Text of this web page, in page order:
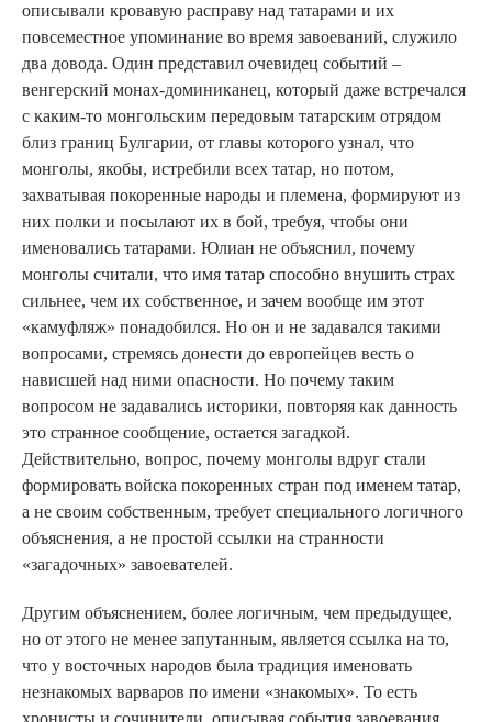
описывали кровавую расправу над татарами и их
повсеместное упоминание во время завоеваний, служило
два довода. Один представил очевидец событий –
венгерский монах-доминиканец, который даже встречался
с каким-то монгольским передовым татарским отрядом
близ границ Булгарии, от главы которого узнал, что
монголы, якобы, истребили всех татар, но потом,
захватывая покоренные народы и племена, формируют из
них полки и посылают их в бой, требуя, чтобы они
именовались татарами. Юлиан не объяснил, почему
монголы считали, что имя татар способно внушить страх
сильнее, чем их собственное, и зачем вообще им этот
«камуфляж» понадобился. Но он и не задавался такими
вопросами, стремясь донести до европейцев весть о
нависшей над ними опасности. Но почему таким
вопросом не задавались историки, повторяя как данность
это странное сообщение, остается загадкой.
Действительно, вопрос, почему монголы вдруг стали
формировать войска покоренных стран под именем татар,
а не своим собственным, требует специального логичного
объяснения, а не простой ссылки на странности
«загадочных» завоевателей.
Другим объяснением, более логичным, чем предыдущее,
но от этого не менее запутанным, является ссылка на то,
что у восточных народов была традиция именовать
незнакомых варваров по имени «знакомых». То есть